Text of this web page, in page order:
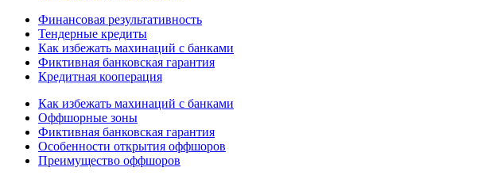
Финансовая результативность
Тендерные кредиты
Как избежать махинаций с банками
Фиктивная банковская гарантия
Кредитная кооперация
Как избежать махинаций с банками
Оффшорные зоны
Фиктивная банковская гарантия
Особенности открытия оффшоров
Преимущество оффшоров